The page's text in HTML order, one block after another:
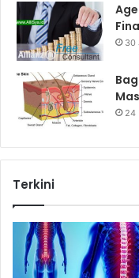
30
24
Terkini